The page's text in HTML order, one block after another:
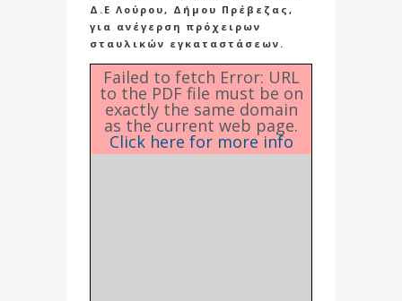
Δ.Ε Λούρου, Δήμου Πρέβεζας,
για ανέγερση πρόχειρων
σταυλικών εγκαταστάσεων.
Failed to fetch Error: URL
to the PDF file must be on
exactly the same domain
as the current web page.
Click here for more info